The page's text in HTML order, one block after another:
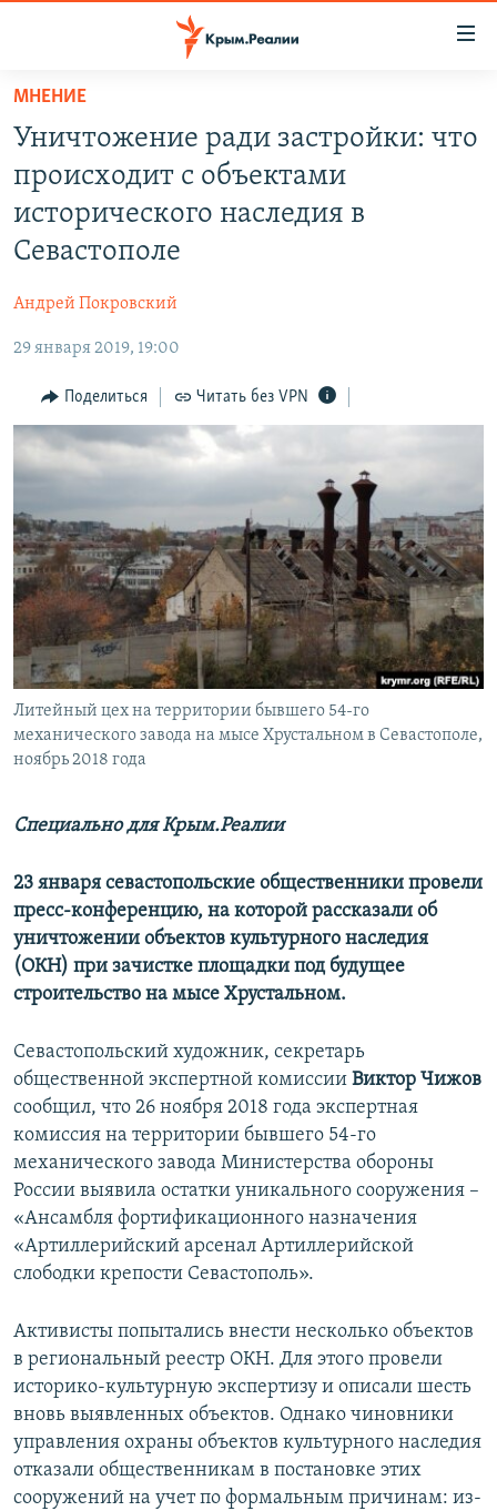
Вернуться
основному
содержанию
Вернутся
главной
Вернутся
ВОДА
ИСТОРИЯ
ИНТЕРАКТИВ
ИНФОГРАФИКА
ТЕЛЕПРОЕКТ КРЫМ.РЕАЛИИ
СОВЕТЫ ПРАВОЗАЩИТНИКОВ
ПРОПАВШИЕ БЕЗ ВЕСТИ
ПОБЕДИТЕЛЕЙ НЕ СУДЯТ?
КРЫМ.НЕПОКОРЕННЫЙ
ELIFBE
УКРАИНСКАЯ ПРОБЛЕМА КРЫМА
РАДІО СВОБОДА
КАК ОБОЙТИ БЛОКИРОВКУ
Qırımtatar
ПРИСОЕДИНЯЙТЕСЬ!
Все сайты RFE/RL
МНЕНИЕ
Уничтожение ради застройки: что
происходит с объектами
исторического наследия в
Севастополе
Андрей Покровский
29 января 2019, 19:00
Поделиться Читать без VPN
Литейный цех на территории бывшего 54-го
механического завода на мысе Хрустальном в Севастополе,
ноябрь 2018 года
Специально для Крым.Реалии
23 января севастопольские общественники провели
пресс-конференцию, на которой рассказали об
уничтожении объектов культурного наследия
(ОКН) при зачистке площадки под будущее
строительство на мысе Хрустальном.
Севастопольский художник, секретарь
общественной экспертной комиссии Виктор Чижов
сообщил, что 26 ноября 2018 года экспертная
комиссия на территории бывшего 54-го
механического завода Министерства обороны
России выявила остатки уникального сооружения –
«Ансамбля фортификационного назначения
«Артиллерийский арсенал Артиллерийской
слободки крепости Севастополь».
Активисты попытались внести несколько объектов
в региональный реестр ОКН. Для этого провели
историко-культурную экспертизу и описали шесть
вновь выявленных объектов. Однако чиновники
управления охраны объектов культурного наследия
отказали общественникам в постановке этих
сооружений на учет по формальным причинам: из-